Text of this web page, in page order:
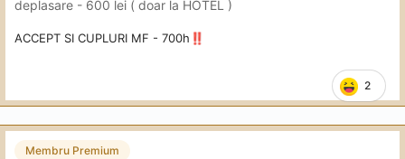
2
deplasare - 600 lei ( doar la HOTEL )
ACCEPT SI CUPLURI MF - 700h ‼️
Membru Premium